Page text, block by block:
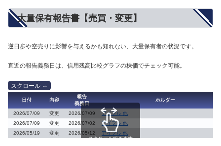
大量保有報告書【売買・変更】
逆日歩や空売りに影響を与えるかも知れない、大量保有者の状況です。
直近の報告義務日は、信用残高比較グラフの株価でチェック可能。
日付 内容
報告
義務日
ホルダー
2026/07/09 変更 2026/07/09
アイフル 他
2026/07/09
変更 2026/07/02
アイフル 他
2026/05/19
変更 2026/05/12
アイフル 他
スクロールできます